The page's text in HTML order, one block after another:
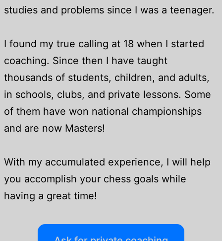
studies and problems since I was a teenager.
I found my true calling at 18 when I started
coaching. Since then I have taught
thousands of students, children, and adults,
in schools, clubs, and private lessons. Some
of them have won national championships
and are now Masters!
With my accumulated experience, I will help
you accomplish your chess goals while
having a great time!